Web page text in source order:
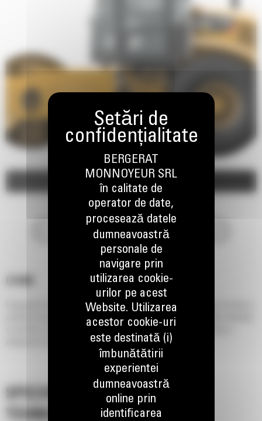
Compactorul de sol cu vibratii CS68B combina productivitatea de nivel mondial cu
confortul exceptional al operatorului, continuand traditia de durabilitate, fiabilitate
asteapta de la utilajele Cat®.
SPECIFICATII
BERGERAT
MONNOYEUR SRL
în calitate de
operator de date,
procesează datele
dumneavoastră
personale de
navigare prin
utilizarea cookie-
urilor pe acest
Website. Utilizarea
acestor cookie-uri
este destinată (i)
îmbunătătirii
experientei
dumneavoastră
online prin
identificarea